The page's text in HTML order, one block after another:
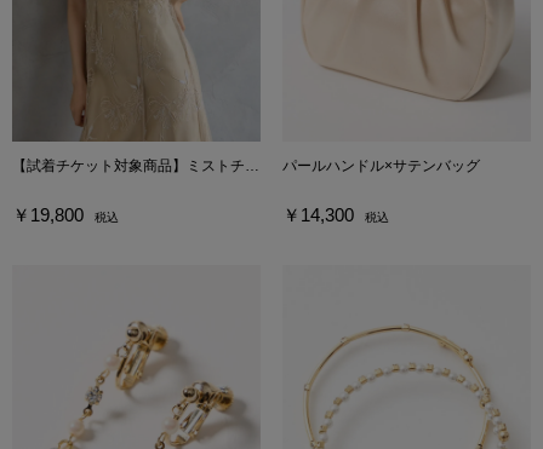
￥19,800 税込
パールハンドル×サテンバッグ
￥14,300 税込